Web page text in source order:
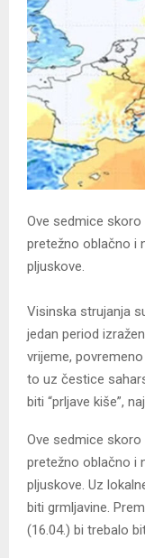
Ove sedmice
pretežno oblačno i
pljuskove.
Visinska strujanja
jedan period
vrijeme,
to uz čestice
biti “prljave kiše”,
Ove sedmice
pretežno oblačno i
pljuskove. Uz
biti grmljavine.
(16.04.) bi trebalo